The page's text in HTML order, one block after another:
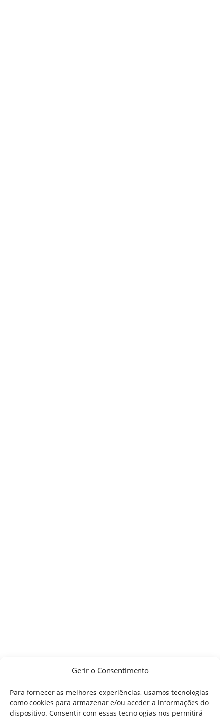
Gerir o Consentimento
Para fornecer as melhores experiências, usamos tecnologias
como cookies para armazenar e/ou aceder a informações do
dispositivo. Consentir com essas tecnologias nos permitirá